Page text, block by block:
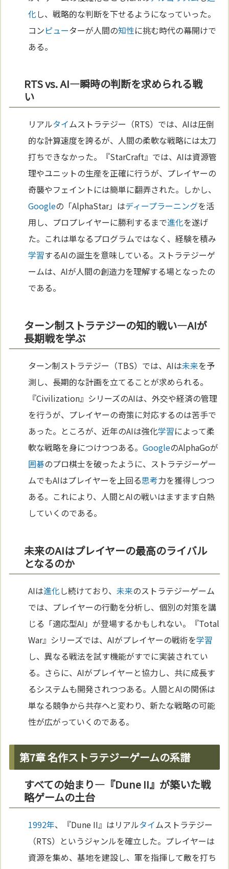
化し、戦略的な判断を下せるようになっていった。
コンピューターが人間の知性に挑む時代の幕開けで
ある。
RTS vs. AI—瞬時の判断を求められる戦
い
リアルタイムストラテジー（RTS）では、AIは圧倒
的な計算速度を誇るが、人間の柔軟な戦略には太刀
打ちできなかった。『StarCraft』では、AIは資源管
理やユニットの生産を正確に行うが、プレイヤーの
奇襲やフェイントには簡単に翻弄された。しかし、
Googleの「AlphaStar」はディープラーニングを活
用し、プロプレイヤーに勝利するまで進化を遂げ
た。これは単なるプログラムではなく、経験を積み
学習するAIの誕生を意味している。ストラテジーゲ
ームは、AIが人間の創造力を理解する場となったの
である。
ターン制ストラテジーの知的戦い—AIが
長期戦を学ぶ
ターン制ストラテジー（TBS）では、AIは未来を予
測し、長期的な計画を立てることが求められる。
『Civilization』シリーズのAIは、外交や経済の管理
を行うが、プレイヤーの奇策に対応するのは苦手で
あった。ところが、近年のAIは強化学習によって柔
軟な戦略を身につけつつある。GoogleのAlphaGoが
囲碁のプロ棋士を破ったように、ストラテジーゲー
ムでもAIはプレイヤーを上回る思考力を獲得しつつ
ある。これにより、人間とAIの戦いはますます白熱
していくのである。
未来のAIはプレイヤーの最高のライバル
となるのか
AIは進化し続けており、未来のストラテジーゲーム
では、プレイヤーの行動を分析し、個別の対策を講
じる「適応型AI」が登場するかもしれない。『Total
War』シリーズでは、AIがプレイヤーの戦術を学習
し、異なる戦法を試す機能がすでに実装されてい
る。さらに、AIがプレイヤーと協力し、共に成長す
るシステムも開発されつつある。人間とAIの関係は
単なる競争から共存へと変わり、新たな戦略の可能
性が広がっていくのである。
第7章 名作ストラテジーゲームの系譜
すべての始まり—『Dune II』が築いた戦
略ゲームの土台
1992年、『Dune II』はリアルタイムストラテジー
（RTS）というジャンルを確立した。プレイヤーは
資源を集め、基地を建設し、軍を指揮して敵を打ち